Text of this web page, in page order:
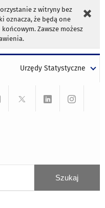
z witryny bez
oznacza, że będą one
Zawsze możesz
Urzędy Statystyczne